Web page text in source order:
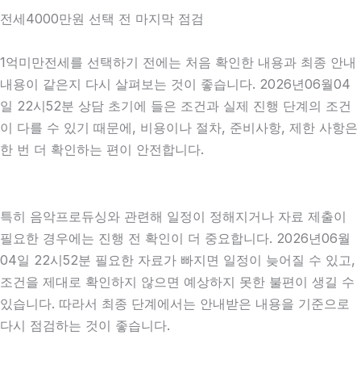
전세4000만원 선택 전 마지막 점검
1억미만전세를 선택하기 전에는 처음 확인한 내용과 최종 안내
내용이 같은지 다시 살펴보는 것이 좋습니다. 2026년06월04
일 22시52분 상담 초기에 들은 조건과 실제 진행 단계의 조건
이 다를 수 있기 때문에, 비용이나 절차, 준비사항, 제한 사항은
한 번 더 확인하는 편이 안전합니다.
특히 음악프로듀싱와 관련해 일정이 정해지거나 자료 제출이
필요한 경우에는 진행 전 확인이 더 중요합니다. 2026년06월
04일 22시52분 필요한 자료가 빠지면 일정이 늦어질 수 있고,
조건을 제대로 확인하지 않으면 예상하지 못한 불편이 생길 수
있습니다. 따라서 최종 단계에서는 안내받은 내용을 기준으로
다시 점검하는 것이 좋습니다.